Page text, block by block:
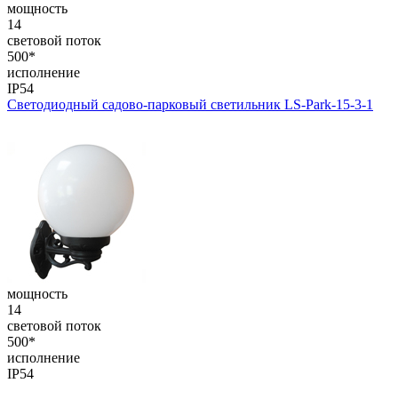
мощность
14
световой поток
500*
исполнение
IP54
Светодиодный садово-парковый светильник LS-Park-15-3-1
мощность
14
световой поток
500*
исполнение
IP54